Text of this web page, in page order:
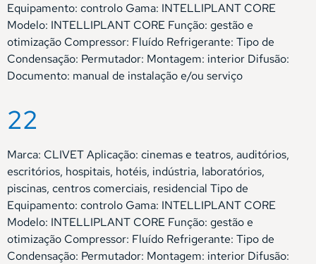
Equipamento: controlo Gama: INTELLIPLANT CORE
Modelo: INTELLIPLANT CORE Função: gestão e
otimização Compressor: Fluído Refrigerante: Tipo de
Condensação: Permutador: Montagem: interior Difusão:
Documento: manual de instalação e/ou serviço
22
Marca: CLIVET Aplicação: cinemas e teatros, auditórios,
escritórios, hospitais, hotéis, indústria, laboratórios,
piscinas, centros comerciais, residencial Tipo de
Equipamento: controlo Gama: INTELLIPLANT CORE
Modelo: INTELLIPLANT CORE Função: gestão e
otimização Compressor: Fluído Refrigerante: Tipo de
Condensação: Permutador: Montagem: interior Difusão: